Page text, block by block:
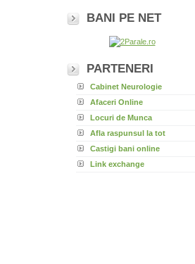
BANI PE NET
PARTENERI
Cabinet Neurologie
Afaceri Online
Locuri de Munca
Afla raspunsul la tot
Castigi bani online
Link exchange